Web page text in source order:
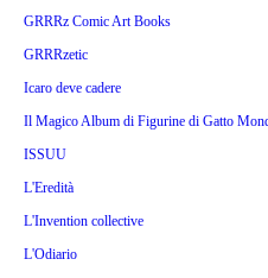
GRRRz Comic Art Books
GRRRzetic
Icaro deve cadere
Il Magico Album di Figurine di Gatto
ISSUU
L'Eredità
L'Invention collective
L'Odiario